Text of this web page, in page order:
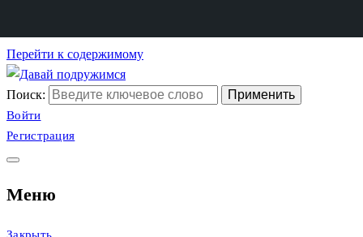
Перейти к содержимому
Сайт христианских
знакомств
Давай подружимся
Поиск:
Войти
Регистрация
Меню